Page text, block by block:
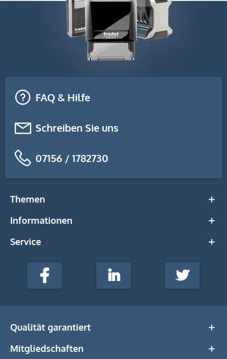
FAQ & Hilfe
Schreiben Sie uns
07156 / 1782730
Themen
Informationen
Service
stempel-
Media
Facebook LinkedIn Twitter
Qualität garantiert
Mitgliedschaften